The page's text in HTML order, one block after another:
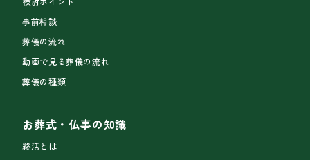
事前相談
葬儀の流れ
動画で見る葬儀の流れ
葬儀の種類
お葬式・仏事の知識
終活とは